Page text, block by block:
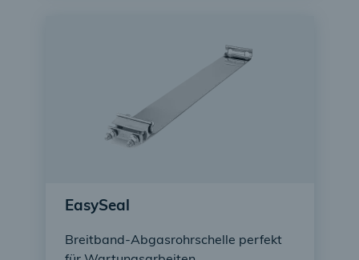
EasySeal
Breitband-Abgasrohrschelle perfekt